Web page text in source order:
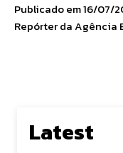
Publicado em 16/07/
Repórter da Agência
Latest